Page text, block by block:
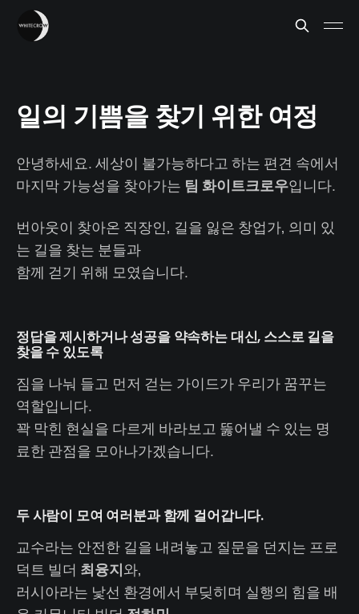
일의 기쁨을 찾기 위한 여정
안녕하세요. 세상이 불가능하다고 하는 편견 속에서
마지막 가능성을 찾아가는 팀 화이트크로우입니다.
번아웃이 찾아온 직장인, 길을 잃은 창업가, 의미 있
는 길을 찾는 분들과
함께 걷기 위해 모였습니다.
정답을 제시하거나 성공을 약속하는 대신, 스스로 길을
찾을 수 있도록
짐을 나눠 들고 먼저 걷는 가이드가 우리가 꿈꾸는
역할입니다.
꽉 막힌 현실을 다르게 바라보고 뚫어낼 수 있는 명
료한 관점을 모아나가겠습니다.
두 사람이 모여 여러분과 함께 걸어갑니다.
교수라는 안전한 길을 내려놓고 질문을 던지는 프로
덕트 빌더 최융지와,
러시아라는 낯선 환경에서 부딪히며 실행의 힘을 배